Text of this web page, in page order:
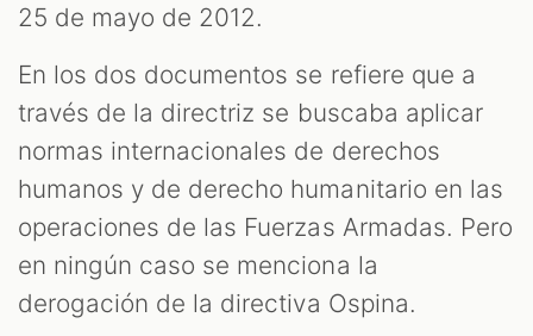
25 de mayo de 2012.
En los dos documentos se refiere que a
través de la directriz se buscaba aplicar
normas internacionales de derechos
humanos y de derecho humanitario en las
operaciones de las Fuerzas Armadas. Pero
en ningún caso se menciona la
derogación de la directiva Ospina.